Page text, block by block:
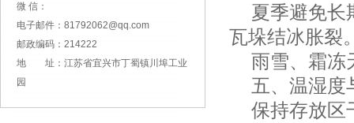
微 信：
电子邮件：81792062@qq.com
邮政编码：214222
地 址：江苏省宜兴市丁蜀镇川埠工业
园
夏季避免长
瓦垛结冰胀裂
雨雪、霜冻
五、温湿度
保持存放区